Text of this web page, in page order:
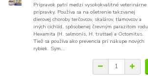
Prípravok patrí medzi vysokokvalitné veterinárne
prípravky. Používa sa na ošetrenie takzvanej
dierovej choroby terčovcov, skalárov, tlamovcov a
iných cichlíd, spôsobenej črevným parazitom rodu
Hexamita (H. salmonis, H. truttae) a Octomitus.
Tiež sa používa ako prevencia pri nákupe nových
rybiek. Sym...